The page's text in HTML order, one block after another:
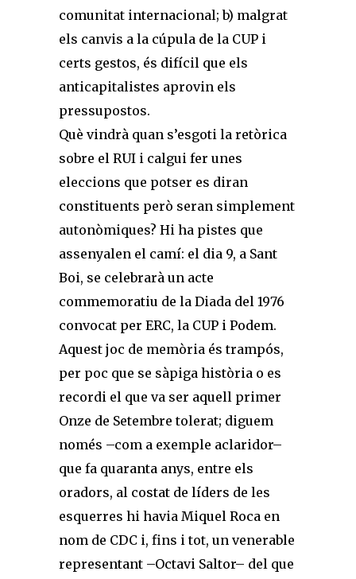
comunitat internacional; b) malgrat
els canvis a la cú­pula de la CUP i
certs gestos, és difícil que els
anticapitalistes aprovin els
pressupostos.
Què vindrà quan s’esgoti la retòrica
sobre el RUI i calgui fer unes
eleccions que potser es diran
constituents però seran simplement
autonòmiques? Hi ha pistes que
assenyalen el camí: el dia 9, a Sant
Boi, se celebrarà un acte
commemoratiu de la Diada del 1976
convocat per ERC, la CUP i Podem.
Aquest joc de memòria és trampós,
per poc que se sàpiga història o es
recordi el que va ser aquell primer
Onze de Setembre tolerat; diguem
només –com a exemple aclaridor–
que fa quaranta anys, entre els
oradors, al costat de líders de les
esquerres hi havia Miquel Roca en
nom de CDC i, fins i tot, un venerable
representant –Octavi Saltor– del que